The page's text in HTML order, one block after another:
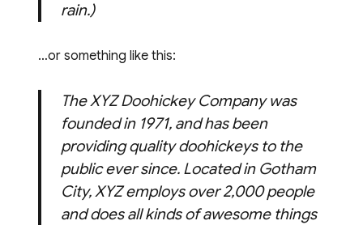
rain.)
…or something like this:
The XYZ Doohickey Company was
founded in 1971, and has been
providing quality doohickeys to the
public ever since. Located in Gotham
City, XYZ employs over 2,000 people
and does all kinds of awesome things